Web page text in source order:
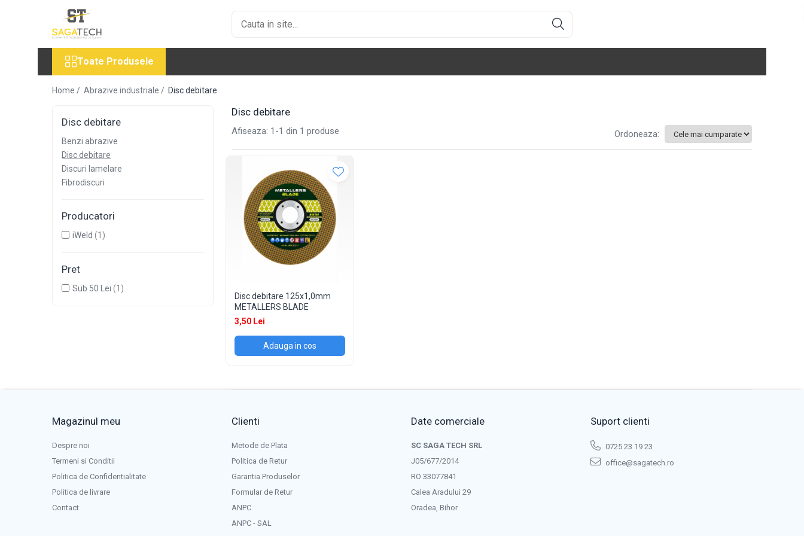
Toate Produsele
Aparate de sudura
Aparate MIG-MAG
Sudura TIG / WIG
Accesorii / Consumabile TIG / WIG
Aparate TIG DC
Pistol TIG / WIG
Accesorii plasma
Toate Produsele
Home / Abrazive industriale / Disc debitare
Disc debitare
Disc debitare
Benzi abrazive
Disc debitare
Discuri lamelare
Fibrodiscuri
Producatori
iWeld (1)
Pret
Sub 50 Lei (1)
Afiseaza: 1-1 din 1 produse Ordoneaza:
Disc debitare 125x1,0mm
METALLERS BLADE
3,50 Lei
Adauga in cos
Magazinul meu
Despre noi
Termeni si Conditii
Politica de Confidentialitate
Politica de livrare
Contact
Clienti
Metode de Plata
Politica de Retur
Garantia Produselor
Formular de Retur
ANPC
ANPC - SAL
Date comerciale
SC SAGA TECH SRL
J05/677/2014
RO 33077841
Calea Aradului 29
Oradea, Bihor
Suport clienti
0725 23 19 23
office@sagatech.ro